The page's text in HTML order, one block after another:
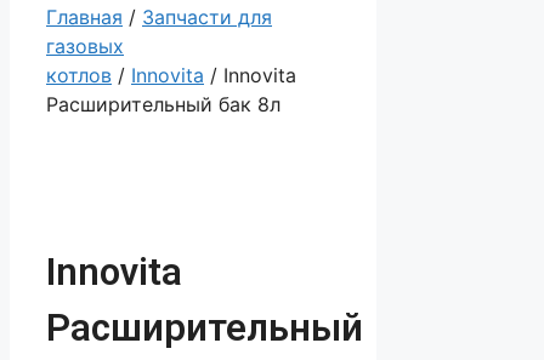
Главная / Запчасти для
газовых
котлов / Innovita / Innovita
Расширительный бак 8л
Innovita
Расширительный